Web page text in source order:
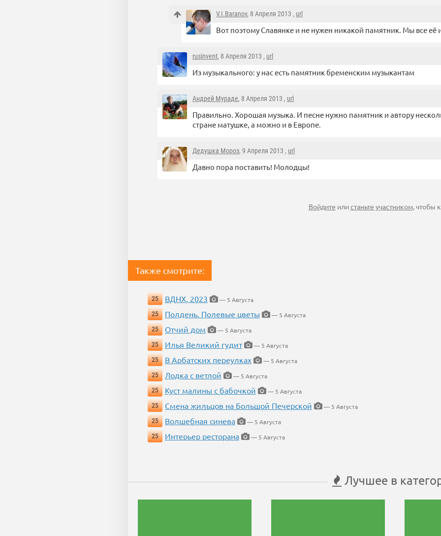
V.I.Baranov, 8 Апреля 2013 , url
Вот поэтому Славянке и не нужен никакой памятник. Мы все
rusinvent, 8 Апреля 2013 , url
Из музыкального: у нас есть памятник бременским музыкантам
Андрей Мураде, 8 Апреля 2013 , url
Правильно. Хорошая музыка. И песне нужно памятник и автору
стране матушке, а можно и в Европе.
Дедушка Мороз, 9 Апреля 2013 , url
Давно пора поставить! Молодцы!
Войдите илистаньте участником, чтобы
Также смотрите:
25 ВДНХ, 2023
— 5 Августа
25
Полдень. Полевые цветы
— 5 Августа
25
Отчий дом
— 5 Августа
25
Илья Великий гудит
— 5 Августа
25
В Арбатских переулках
— 5 Августа
25
Лодка с ветлой
— 5 Августа
25
Куст малины с бабочкой
— 5 Августа
25
Смена жильцов на Большой Печерской
— 5 Августа
25
Волшебная синева
— 5 Августа
25
Интерьер ресторана — 5 Августа
Лучшее в